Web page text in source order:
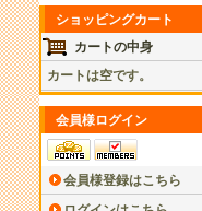
ショッピングカート
カートの中身
カートは空です。
会員様ログイン
会員様登録はこちら